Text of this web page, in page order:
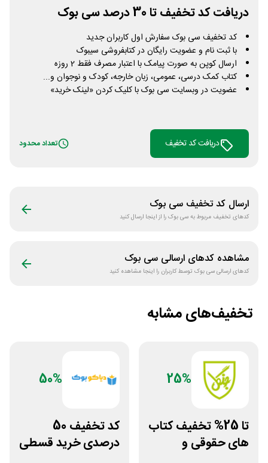
دریافت کد تخفیف تا 30 درصد سی بوک
کد تخفیف سی بوک سفارش اول کاربران جدید
با ثبت نام و عضویت رایگان در کتابفروشی سیبوک
ارسال کوپن به صورت پیامک با اعتبار مصرف فقط 2 روزه
کتاب کمک درسی، عمومی، زبان خارجه، کودک و نوجوان و...
عضویت در وبسایت سی بوک با کلیک کردن «لینک خرید»
دریافت کد تخفیف تعداد محدود
ارسال کد تخفیف سی بوک
کدهای تخفیف مربوط بهسی بوکرا از اینجا ارسال کنید
مشاهده کدهای ارسالی سی بوک
کدهای ارسالیسی بوک توسط کاربران را اینجا مشاهده کنید
تخفیف‌های مشابه
25%
تا 25% تخفیف کتاب
های حقوقی و
50%
کد تخفیف 50
درصدی خرید قسطی